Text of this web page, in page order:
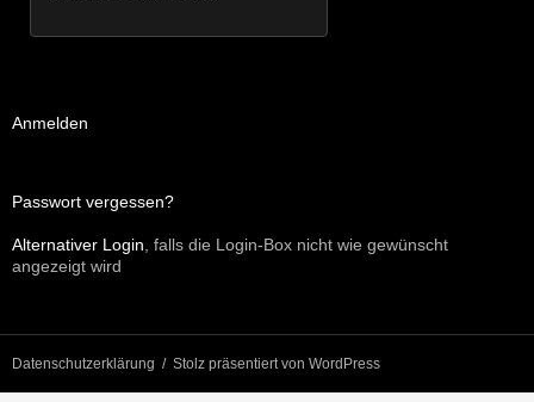
Anmelden
Passwort vergessen?
Alternativer Login , falls die Login-Box nicht wie gewünscht
angezeigt wird
Datenschutzerklärung Stolz präsentiert von WordPress